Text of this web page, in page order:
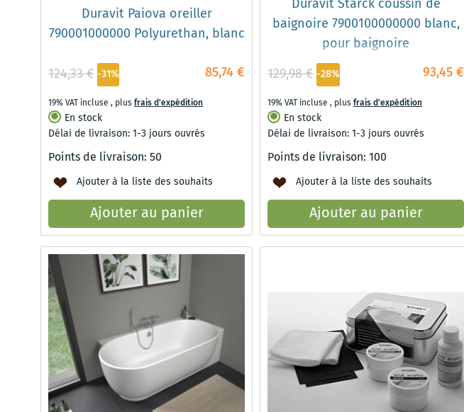
Duravit Paiova oreiller
790001000000 Polyurethan, blanc
85,74 €
124,33 € -31%
19% VAT incluse , plusfrais d'expédition
En stock
Délai de livraison: 1-3 jours ouvrés
Points de livraison: 50
Ajouter à la liste des souhaits
Ajouter au panier
baignoire 7900100000000 blanc,
pour baignoire
93,45 €
129,98 € -28%
19% VAT incluse , plusfrais d'expédition
En stock
Délai de livraison: 1-3 jours ouvrés
Points de livraison: 100
Ajouter à la liste des souhaits
Ajouter au panier